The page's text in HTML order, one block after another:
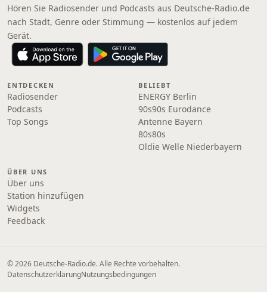
Hören Sie Radiosender und Podcasts aus Deutsche-Radio.de
nach Stadt, Genre oder Stimmung — kostenlos auf jedem
Gerät.
ENTDECKEN
Radiosender
Podcasts
Top Songs
BELIEBT
ENERGY Berlin
90s90s Eurodance
Antenne Bayern
80s80s
Oldie Welle Niederbayern
ÜBER UNS
Über uns
Station hinzufügen
Widgets
Feedback
© 2026 Deutsche-Radio.de. Alle Rechte vorbehalten.
DatenschutzerklärungNutzungsbedingungen